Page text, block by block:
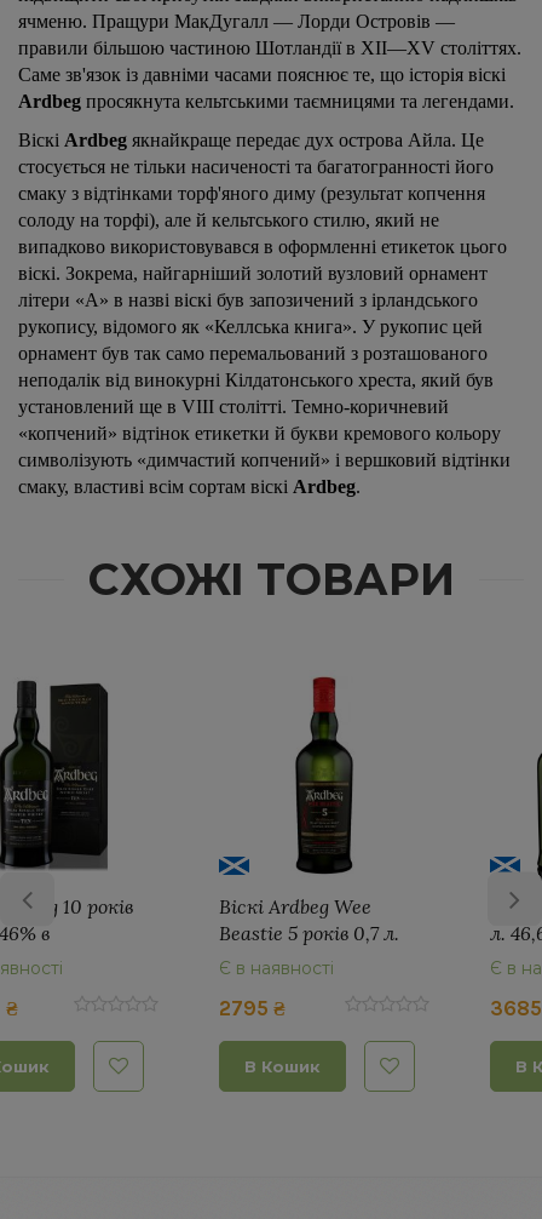
ячменю. Пращури МакДугалл — Лорди Островів —
правили більшою частиною Шотландії в XII—XV століттях.
Саме зв'язок із давніми часами пояснює те, що історія віскі
Ardbeg просякнута кельтськими таємницями та легендами.
Віскі Ardbeg якнайкраще передає дух острова Айла. Це
стосується не тільки насиченості та багатогранності його
смаку з відтінками торф'яного диму (результат копчення
солоду на торфі), але й кельтського стилю, який не
випадково використовувався в оформленні етикеток цього
віскі. Зокрема, найгарніший золотий вузловий орнамент
літери «А» в назві віскі був запозичений з ірландського
рукопису, відомого як «Келлська книга». У рукопис цей
орнамент був так само перемальований з розташованого
неподалік від винокурні Кілдатонського хреста, який був
установлений ще в VIII столітті. Темно-коричневий
«копчений» відтінок етикетки й букви кремового кольору
символізують «димчастий копчений» і вершковий відтінки
смаку, властиві всім сортам віскі Ardbeg.
СХОЖІ ТОВАРИ
Віскі Ardbeg Wee
Beastie 5 років 0,7 л.
47,4%
Є в наявності
2795 ₴
В Кошик
Віскі Ardbeg AN OA 0,7
л. 46,6% в
подарунковій упаковці
Є в наявності
3685 ₴
В Кошик